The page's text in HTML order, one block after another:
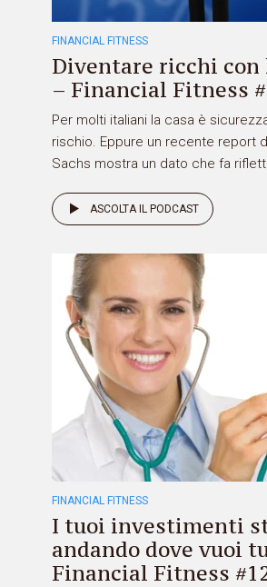
FINANCIAL FITNESS
Diventare ricchi con
– Financial Fitness
Per molti italiani la casa è
rischio. Eppure un recente report
Sachs mostra un dato che fa
ASCOLTA IL PODCAST
FINANCIAL FITNESS
I tuoi investimenti
andando dove vuoi
Financial Fitness